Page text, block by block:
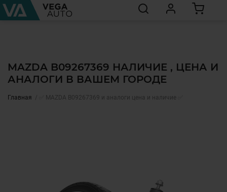
MAZDA B09267369 НАЛИЧИЕ , ЦЕНА И
АНАЛОГИ В ВАШЕМ ГОРОДЕ
Главная ✅ MAZDA B09267369 и аналоги цена и наличие ✅